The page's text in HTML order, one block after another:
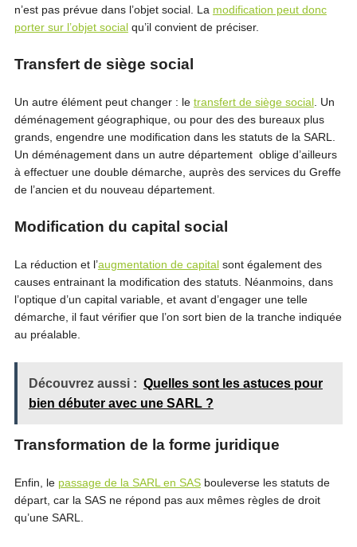
n’est pas prévue dans l’objet social. La modification peut donc
porter sur l’objet socialqu’il convient de préciser.
Transfert de siège social
Un autre élément peut changer : le transfert de siège social. Un
déménagement géographique, ou pour des des bureaux plus
grands, engendre une modification dans les statuts de la SARL.
Un déménagement dans un autre département oblige d’ailleurs
à effectuer une double démarche, auprès des services du Greffe
de l’ancien et du nouveau département.
Modification du capital social
La réduction et l’augmentation de capitalsont également des
causes entrainant la modification des statuts. Néanmoins, dans
l’optique d’un capital variable, et avant d’engager une telle
démarche, il faut vérifier que l’on sort bien de la tranche indiquée
au préalable.
Découvrez aussi : Quelles sont les astuces pour
bien débuter avec une SARL ?
Transformation de la forme juridique
Enfin, le passage de la SARL en SASbouleverse les statuts de
départ, car la SAS ne répond pas aux mêmes règles de droit
qu’une SARL.